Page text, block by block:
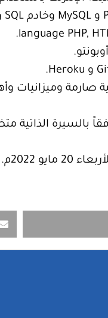
language PHP,
صارمة وميزانيات
بالسيرة الذاتية
2022م.